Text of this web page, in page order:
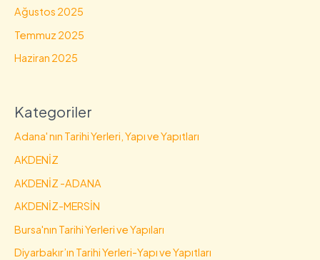
Ağustos 2025
Temmuz 2025
Haziran 2025
Kategoriler
Adana' nın Tarihi Yerleri, Yapı ve Yapıtları
AKDENİZ
AKDENİZ -ADANA
AKDENİZ-MERSİN
Bursa'nın Tarihi Yerleri ve Yapıları
Diyarbakır’ın Tarihi Yerleri-Yapı ve Yapıtları